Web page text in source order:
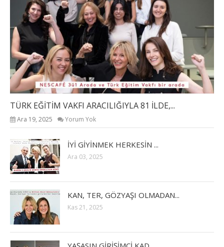
TÜRK EĞİTİM VAKFI ARACILIĞIYLA 81 İLDE,...
Ara 19, 2025 Yorum Yok
İYİ GİYİNMEK HERKESİN ...
Ara 03, 2025
KAN, TER, GÖZYAŞI OLMADAN...
Kas 21, 2025